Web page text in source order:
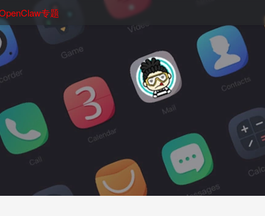
专题